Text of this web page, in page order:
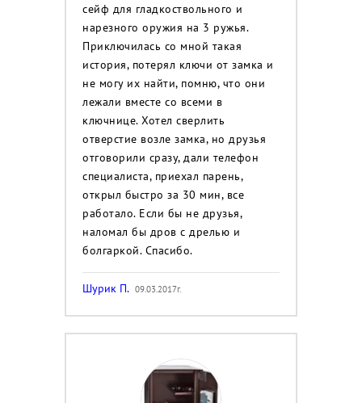
сейф для гладкоствольного и
нарезного оружия на 3 ружья.
Приключилась со мной такая
история, потерял ключи от замка и
не могу их найти, помню, что они
лежали вместе со всеми в
ключнице. Хотел сверлить
отверстие возле замка, но друзья
отговорили сразу, дали телефон
специалиста, приехал парень,
открыл быстро за 30 мин, все
работало. Если бы не друзья,
наломал бы дров с дрелью и
болгаркой. Спасибо.
Шурик П. 09.03.2017г.